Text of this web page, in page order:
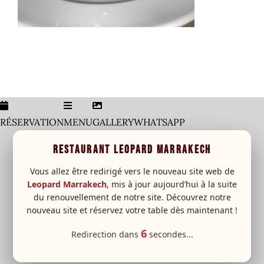
leopard Sessions
Special event New
RÉSERVATIONMENUGALLERYWHATSAPP
RESTAURANT LEOPARD MARRAKECH
Vous allez être redirigé vers le nouveau site web de
Leopard Marrakech, mis à jour aujourd’hui à la suite
du renouvellement de notre site. Découvrez notre
nouveau site et réservez votre table dès maintenant !
Redirection dans 6secondes...